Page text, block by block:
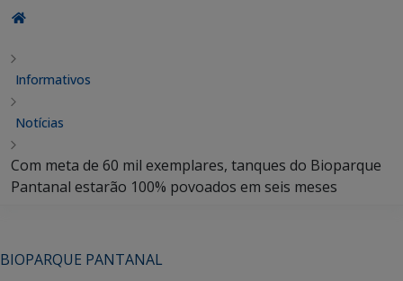
Informativos
Notícias
Com meta de 60 mil exemplares, tanques do Bioparque
Pantanal estarão 100% povoados em seis meses
BIOPARQUE PANTANAL